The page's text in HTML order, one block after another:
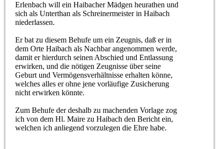
Erlenbach will ein Haibacher Mädgen heurathen und
sich als Unterthan als Schreinermeister in Haibach
niederlassen.
Er bat zu diesem Behufe um ein Zeugnis, daß er in
dem Orte Haibach als Nachbar angenommen werde,
damit er hierdurch seinen Abschied und Entlassung
erwirken, und die nötigen Zeugnisse über seine
Geburt und Vermögensverhältnisse erhalten könne,
welches alles er ohne jene vorläufige Zusicherung
nicht erwirken könnte.
Zum Behufe der deshalb zu machenden Vorlage zog
ich von dem Hl. Maire zu Haibach den Bericht ein,
welchen ich anliegend vorzulegen die Ehre habe.